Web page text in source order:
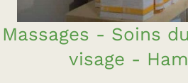
Massages - Soins
visage -